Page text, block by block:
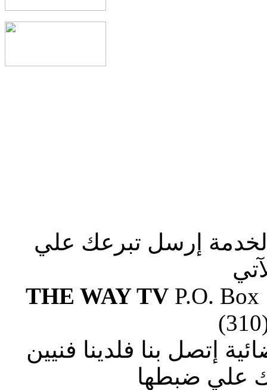
إرسل تبرعك علي
THE WAY TVP.O. Box
إتصل بنا فلدينا فنيين
علي ضبطها